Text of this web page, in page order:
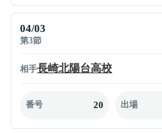
04/03
第3節
相手長崎北陽台高校
番号 20 出場